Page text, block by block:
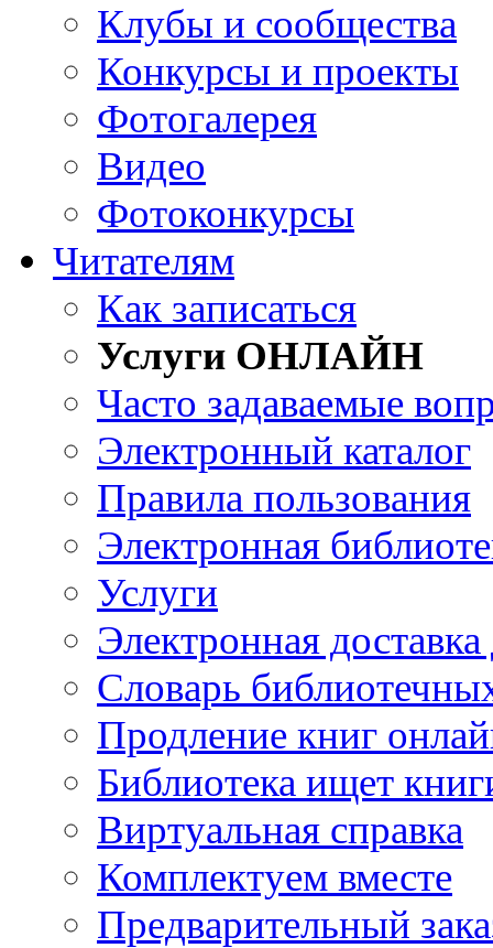
Клубы и сообщества
Конкурсы и проекты
Фотогалерея
Видео
Фотоконкурсы
Читателям
Как записаться
Услуги ОНЛАЙН
Часто задаваемые
Электронный каталог
Правила пользования
Электронная
Услуги
Электронная
Словарь
Продление книг
Библиотека ищет
Виртуальная справка
Комплектуем вместе
Предварительный